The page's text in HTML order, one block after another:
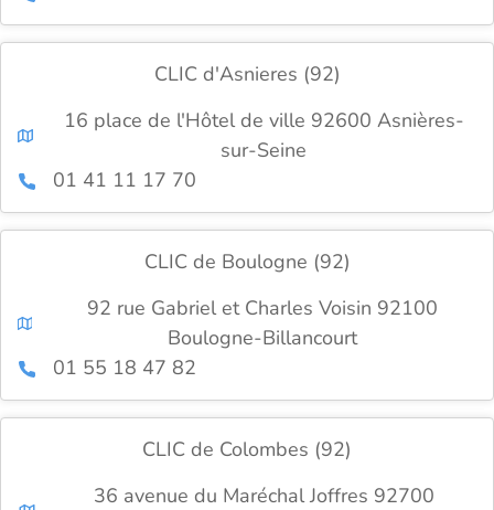
CLIC d'Asnieres (92)
16 place de l'Hôtel de ville 92600 Asnières-
sur-Seine
01 41 11 17 70
CLIC de Boulogne (92)
92 rue Gabriel et Charles Voisin 92100
Boulogne-Billancourt
01 55 18 47 82
CLIC de Colombes (92)
36 avenue du Maréchal Joffres 92700